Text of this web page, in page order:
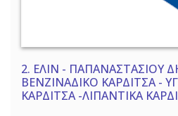
2. ΕΛΙΝ - ΠΑΠΑΝΑΣΤΑΣΙΟΥ
ΒΕΝΖΙΝΑΔΙΚΟ ΚΑΡΔΙΤΣΑ -
ΚΑΡΔΙΤΣΑ -ΛΙΠΑΝΤΙΚΑ